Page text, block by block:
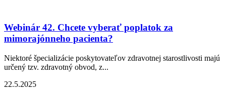
Webinár 42. Chcete vyberať poplatok za
mimorajónneho pacienta?
Niektoré špecializácie poskytovateľov zdravotnej starostlivosti majú
určený tzv. zdravotný obvod, z...
22.5.2025